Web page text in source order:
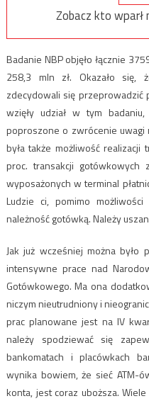
Zobacz kto wparł
Badanie NBP objęło łącznie
258,3 mln zł. Okazało się,
zdecydowali się przeprowadzić
wzięły udział w tym
poproszone o zwrócenie uwagi
była także możliwość realizacji
proc. transakcji gotówkowych
wyposażonych w terminal
Ludzie ci, pomimo
należność gotówką. Należy
Jak już wcześniej można było
intensywne prace nad
Gotówkowego. Ma ona
niczym nieutrudniony i
prac planowane jest na IV
należy spodziewać się
bankomatach i placówkach
wynika bowiem, że sieć ATM-
konta, jest coraz uboższa.